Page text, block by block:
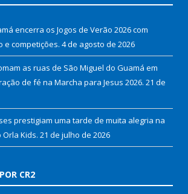
encerra os Jogos de Verão 2026 com
e competições. 4 de agosto de 2026
as ruas de São Miguel do Guamá em
de fé na Marcha para Jesus 2026. 21 de
prestigiam uma tarde de muita alegria na
Kids. 21 de julho de 2026
CR2